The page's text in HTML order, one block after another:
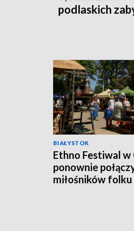
podlaskich
BIAŁYSTOK
Ethno Festiwal w
ponownie
miłośników